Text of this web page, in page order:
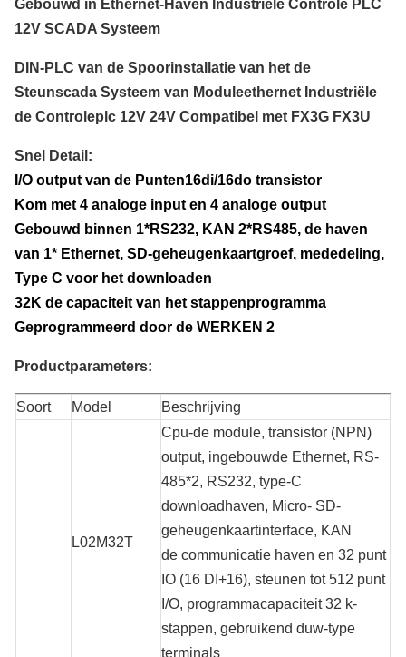
Gebouwd in Ethernet-Haven Industriële Controle PLC
12V SCADA Systeem
DIN-PLC van de Spoorinstallatie van het de
Steunscada Systeem van Moduleethernet Industriële
de Controleplc 12V 24V Compatibel met FX3G FX3U
Snel Detail:
I/O output van de Punten16di/16do transistor
Kom met 4 analoge input en 4 analoge output
Gebouwd binnen 1*RS232, KAN 2*RS485, de haven
van 1* Ethernet, SD-geheugenkaartgroef, mededeling,
Type C voor het downloaden
32K de capaciteit van het stappenprogramma
Geprogrammeerd door de WERKEN 2
Productparameters:
Soort Model Beschrijving
L02M32T
Cpu-de module, transistor (NPN)
output, ingebouwde Ethernet, RS-
485*2, RS232, type-C
downloadhaven, Micro- SD-
geheugenkaartinterface, KAN
de communicatie haven en 32 punt
IO (16 DI+16), steunen tot 512 punt
I/O, programmacapaciteit 32 k-
stappen, gebruikend duw-type
terminals